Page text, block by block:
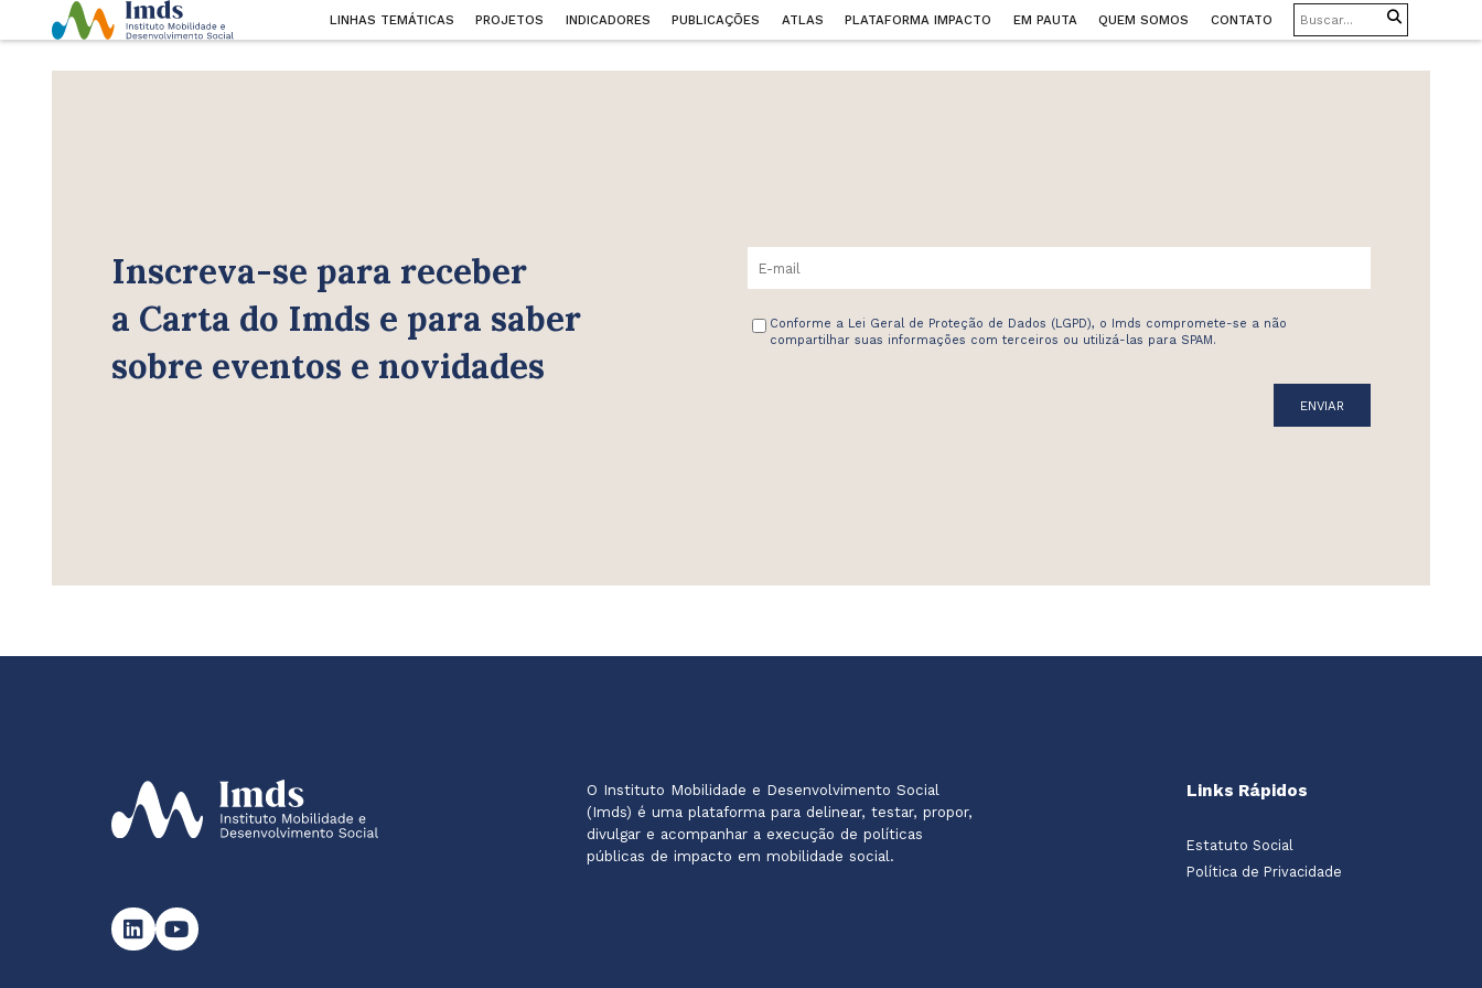
LINHAS TEMÁTICAS PROJETOS INDICADORES PUBLICAÇÕES ATLAS PLATAFORMA IMPACTO EM PAUTA QUEM SOMOS CONTATO
Inscreva-se para receber
a Carta do Imds e para saber
sobre eventos e novidades
Conforme a Lei Geral de Proteção de Dados (LGPD), o Imds compromete-se a não
compartilhar suas informações com terceiros ou utilizá-las para SPAM.
O Instituto Mobilidade e Desenvolvimento Social
(Imds) é uma plataforma para delinear, testar, propor,
divulgar e acompanhar a execução de políticas
públicas de impacto em mobilidade social.
Links Rápidos
Estatuto Social
Política de Privacidade